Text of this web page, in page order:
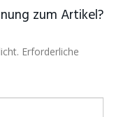
zum Artikel?
Erforderliche